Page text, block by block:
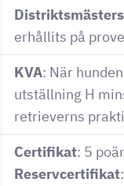
erhållits på
KVA: När
utställning H
retrieverns
Certifikat: 5
Reservcertifikat